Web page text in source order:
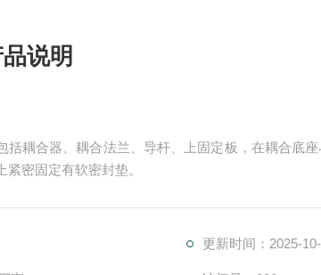
说明
括耦合器、耦合法兰、导杆、上固定板，在耦合底
密固定有软密封垫。
更新时间：2025-